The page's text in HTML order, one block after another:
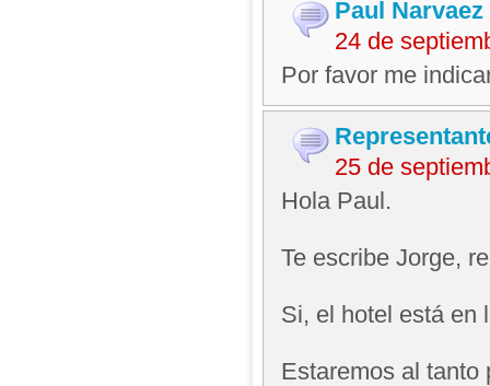
Paul Narvaez
24 de
Por favor me
25 de
Hola Paul.
Te escribe Jorge,
Si, el hotel está en
Estaremos al tanto